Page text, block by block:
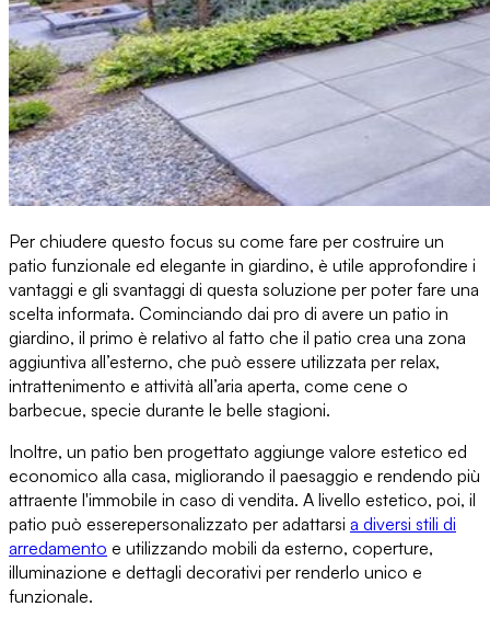
Per chiudere questo focus su come fare per costruire un
patio funzionale ed elegante in giardino, è utile approfondire i
vantaggi e gli svantaggi di questa soluzione per poter fare una
scelta informata. Cominciando dai pro di avere un patio in
giardino, il primo è relativo al fatto che il patio crea una zona
aggiuntiva all’esterno, che può essere utilizzata per relax,
intrattenimento e attività all’aria aperta, come cene o
barbecue, specie durante le belle stagioni.
Inoltre, un patio ben progettato aggiunge valore estetico ed
economico alla casa, migliorando il paesaggio e rendendo più
attraente l'immobile in caso di vendita. A livello estetico, poi, il
patio può esserepersonalizzato per adattarsi a diversi stili di
arredamento e utilizzando mobili da esterno, coperture,
illuminazione e dettagli decorativi per renderlo unico e
funzionale.